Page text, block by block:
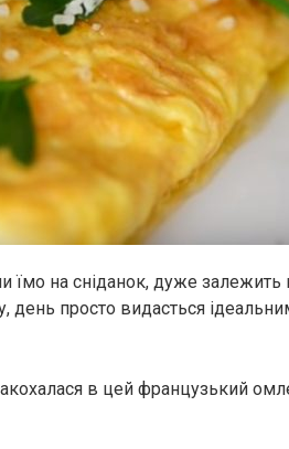
їмо на сніданок, дуже залежить
просто видасться
в цей французький